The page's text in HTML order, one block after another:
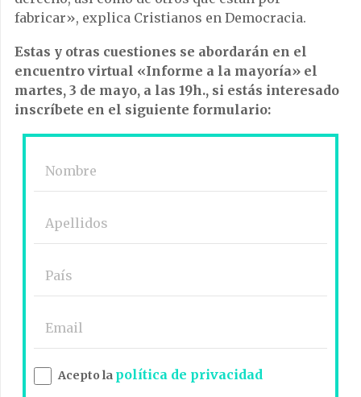
fabricar», explica Cristianos en Democracia.
Estas y otras cuestiones se abordarán en el
encuentro virtual «Informe a la mayoría» el
martes, 3 de mayo, a las 19h., si estás interesado
inscríbete en el siguiente formulario:
Acepto la política de privacidad